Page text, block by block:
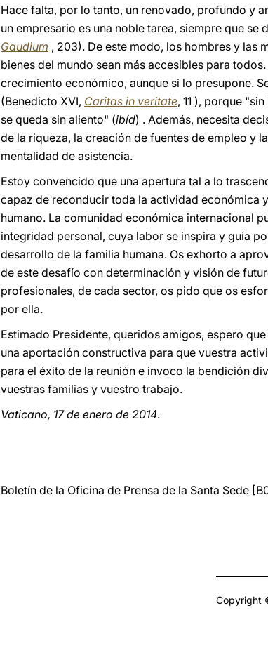
Hace falta, por lo tanto, un renovado, profundo y
un empresario es una noble tarea, siempre que
Gaudium , 203). De este modo, los hombres y las
bienes del mundo sean más accesibles para
crecimiento económico, aunque si lo presupone.
(Benedicto XVI, Caritas in veritate, 11 ), porque
se queda sin aliento" (ibíd) . Además, necesita
de la riqueza, la creación de fuentes de empleo y
mentalidad de asistencia.
Estoy convencido que una apertura tal a lo
capaz de reconducir toda la actividad económica
humano. La comunidad económica internacional
integridad personal, cuya labor se inspira y guía
desarrollo de la familia humana. Os exhorto a
de este desafío con determinación y visión de
profesionales, de cada sector, os pido que os
por ella.
Estimado Presidente, queridos amigos, espero
una aportación constructiva para que vuestra
para el éxito de la reunión e invoco la bendición
vuestras familias y vuestro trabajo.
Vaticano, 17 de enero de 2014.
Boletín de la Oficina de Prensa de la Santa Sede
Copyright